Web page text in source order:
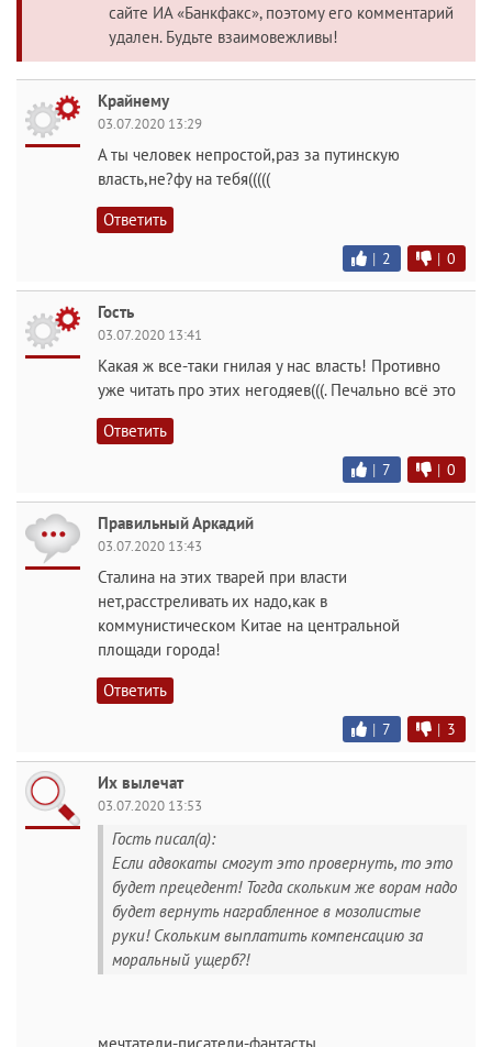
сайте ИА «Банкфакс», поэтому его комментарий
удален. Будьте взаимовежливы!
Крайнему
03.07.2020 13:29
А ты человек непростой,раз за путинскую
власть,не?фу на тебя(((((
Ответить
| 2 | 0
Гость
03.07.2020 13:41
Какая ж все-таки гнилая у нас власть! Противно
уже читать про этих негодяев(((. Печально всё это
Ответить
| 7 | 0
Правильный Аркадий
03.07.2020 13:43
Сталина на этих тварей при власти
нет,расстреливать их надо,как в
коммунистическом Китае на центральной
площади города!
Ответить
| 7 | 3
Их вылечат
03.07.2020 13:53
Гость писал(а):
Если адвокаты смогут это провернуть, то это
будет прецедент! Тогда скольким же ворам надо
будет вернуть награбленное в мозолистые
руки! Скольким выплатить компенсацию за
моральный ущерб?!
мечтатели-писатели-фантасты...